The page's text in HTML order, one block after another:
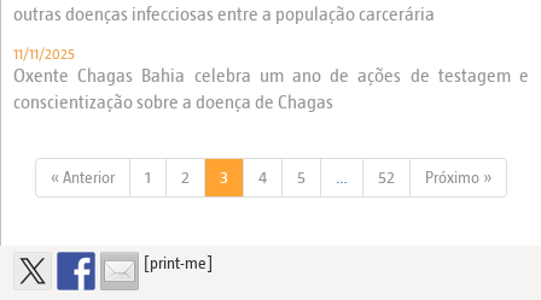
outras doenças infecciosas entre a população carcerária
11/11/2025
Oxente Chagas Bahia celebra um ano de ações de testagem e
conscientização sobre a doença de Chagas
« Anterior 1 2 3 4 5 52 Próximo »
[print-me]